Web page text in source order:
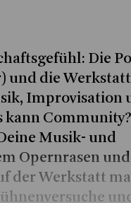
Die
und die
Improvisation
Musik- und
Opernrasen
der Werkstatt